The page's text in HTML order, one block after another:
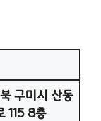
구미시 산동
115 8층